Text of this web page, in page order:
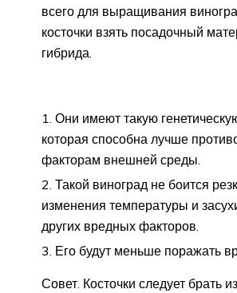
всего для выращивания
косточки взять посадочный
гибрида.
Они имеют такую
которая способна лучше
факторам внешней среды.
Такой виноград не боится
изменения температуры и
других вредных факторов.
Его будут меньше поражать
Совет. Косточки следует брать